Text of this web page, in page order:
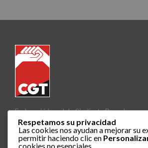
Federació Local de Sindicats Barcelona
Respetamos su privacidad
Las cookies nos ayudan a mejorar
permitir haciendo clic en
cookies no esenciales.